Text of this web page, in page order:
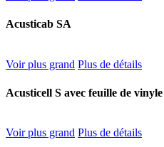
Acusticab SA
Voir plus grand Plus de détails
Acusticell S avec feuille de vinyle
Voir plus grand Plus de détails